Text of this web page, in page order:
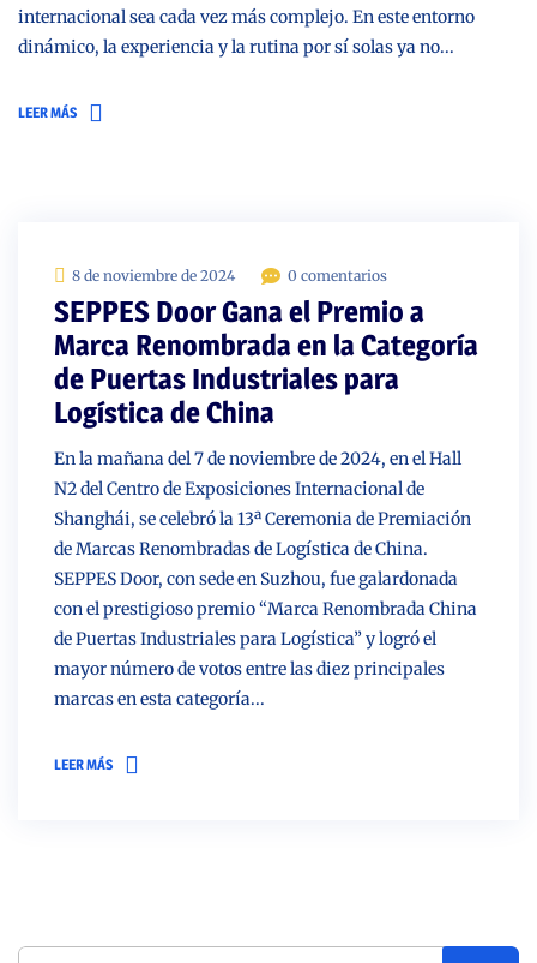
internacional sea cada vez más complejo. En este entorno
dinámico, la experiencia y la rutina por sí solas ya no...
LEER MÁS
8 de noviembre de 2024 0 comentarios
SEPPES Door Gana el Premio a
Marca Renombrada en la Categoría
de Puertas Industriales para
Logística de China
En la mañana del 7 de noviembre de 2024, en el Hall
N2 del Centro de Exposiciones Internacional de
Shanghái, se celebró la 13ª Ceremonia de Premiación
de Marcas Renombradas de Logística de China.
SEPPES Door, con sede en Suzhou, fue galardonada
con el prestigioso premio “Marca Renombrada China
de Puertas Industriales para Logística” y logró el
mayor número de votos entre las diez principales
marcas en esta categoría...
LEER MÁS